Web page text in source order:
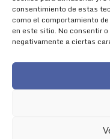
consentimiento de estas
como el comportamiento
en este sitio. No consentir
negativamente a ciertas
SÍGUENOS
Encuéntranos en:
Facebook
page
YouTube
page
Instagram
page